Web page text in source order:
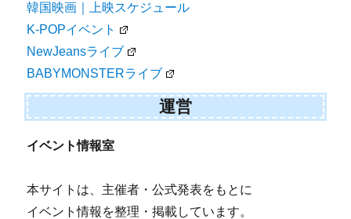
韓国映画｜上映スケジュール
K-POPイベント
NewJeansライブ
BABYMONSTERライブ
運営
イベント情報室
本サイトは、主催者・公式発表をもとに
イベント情報を整理・掲載しています。